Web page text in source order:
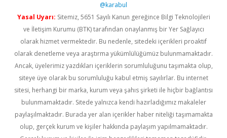
@karabul
Yasal Uyarı: Sitemiz, 5651 Sayılı Kanun gereğince Bilgi Teknolojileri
ve İletişim Kurumu (BTK) tarafından onaylanmış bir Yer Sağlayıcı
olarak hizmet vermektedir. Bu nedenle, sitedeki içerikleri proaktif
olarak denetleme veya araştırma yükümlülüğümüz bulunmamaktadır.
Ancak, üyelerimiz yazdıkları içeriklerin sorumluluğunu taşımakta olup,
siteye üye olarak bu sorumluluğu kabul etmiş sayılırlar. Bu internet
sitesi, herhangi bir marka, kurum veya şahıs şirketi ile hiçbir bağlantısı
bulunmamaktadır. Sitede yalnızca kendi hazırladığımız makaleler
paylaşılmaktadır. Burada yer alan içerikler haber niteliği taşımamakta
olup, gerçek kurum ve kişiler hakkında paylaşım yapılmamaktadır.